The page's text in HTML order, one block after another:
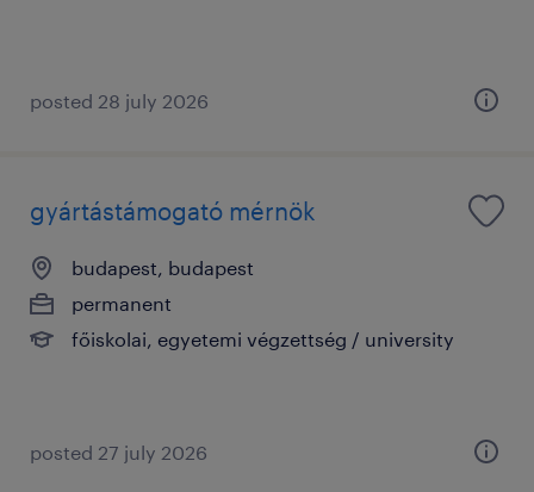
posted 28 july 2026
gyártástámogató mérnök
budapest, budapest
permanent
főiskolai, egyetemi végzettség / university
posted 27 july 2026